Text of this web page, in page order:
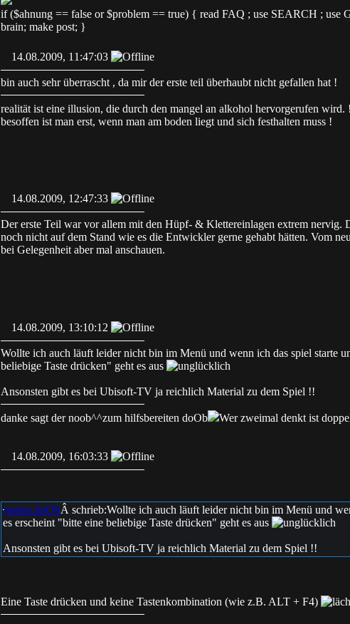
if ($ahnung == false or $problem == true) { read FAQ ; use SEARCH ; use
brain; make post; }
14.08.2009, 11:47:03
bin auch sehr überrascht , da mir der erste teil überhaubt nicht gefallen hat !
realität ist eine illusion, die durch den mangel an alkohol hervorgerufen wird.
besoffen ist man erst, wenn man am boden liegt und sich festhalten muss !
14.08.2009, 12:47:33
Der erste Teil war vor allem mit den Hüpf- & Klettereinlagen extrem nervig.
noch nicht auf dem Stand wie es die Entwickler gerne gehabt hätten. Vom
bei Gelegenheit aber mal anschauen.
14.08.2009, 13:10:12
Wollte ich auch läuft leider nicht bin im Menü und wenn ich das spiel starte
beliebige Taste drücken" geht es aus
Ansonsten gibt es bei Ubisoft-TV ja reichlich Material zu dem Spiel !!
danke sagt der noob^^zum hilfsbereiten doOb Wer zweimal denkt ist
14.08.2009, 16:03:33
jesters.doObÂ schrieb:Wollte ich auch läuft leider nicht bin im Menü und
es erscheint "bitte eine beliebige Taste drücken" geht es aus
Ansonsten gibt es bei Ubisoft-TV ja reichlich Material zu dem Spiel !!
Eine Taste drücken und keine Tastenkombination (wie z.B. ALT + F4)